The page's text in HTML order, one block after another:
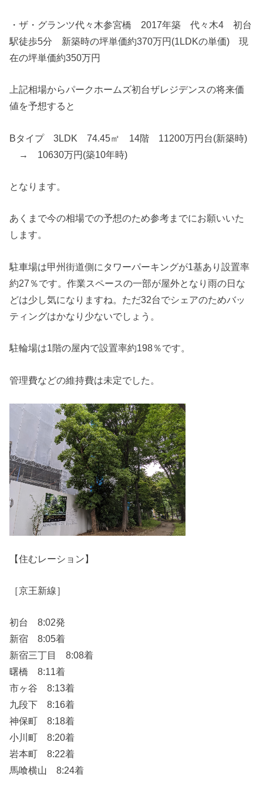
・ザ・グランツ代々木参宮橋 2017年築 代々木4 初台
駅徒歩5分 新築時の坪単価約370万円(1LDKの単価) 現
在の坪単価約350万円
上記相場からパークホームズ初台ザレジデンスの将来価
値を予想すると
Bタイプ 3LDK 74.45㎡ 14階 11200万円台(新築時)
→ 10630万円(築10年時)
となります。
あくまで今の相場での予想のため参考までにお願いいた
します。
駐車場は甲州街道側にタワーパーキングが1基あり設置率
約27％です。作業スペースの一部が屋外となり雨の日な
どは少し気になりますね。ただ32台でシェアのためバッ
ティングはかなり少ないでしょう。
駐輪場は1階の屋内で設置率約198％です。
管理費などの維持費は未定でした。
【住むレーション】
［京王新線］
初台 8:02発
新宿 8:05着
新宿三丁目 8:08着
曙橋 8:11着
市ヶ谷 8:13着
九段下 8:16着
神保町 8:18着
小川町 8:20着
岩本町 8:22着
馬喰横山 8:24着